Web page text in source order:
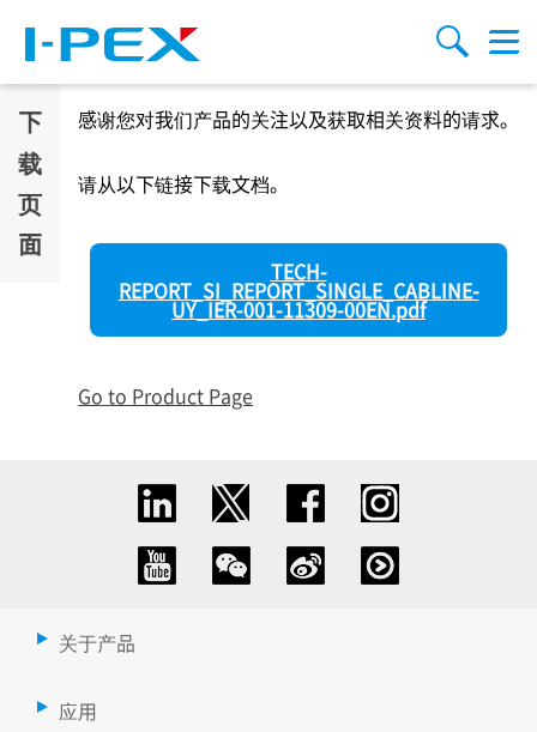
搜索
Menu
下
载
页
面
感谢您对我们产品的关注以及获取相关资料的请求。
请从以下链接下载文档。
TECH-
REPORT_SI_REPORT_SINGLE_CABLINE-
UY_IER-001-11309-00EN.pdf
Go to Product Page
关于产品
应用